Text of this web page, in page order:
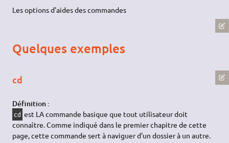
Les options d'aides des commandes
Quelques exemples
cd
Définition :
cd est LA commande basique que tout utilisateur doit
connaître. Comme indiqué dans le premier chapitre de cette
page, cette commande sert à naviguer d'un dossier à un autre.